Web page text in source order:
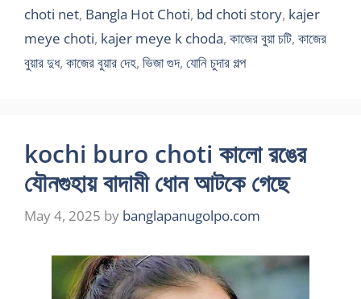
choti net, Bangla Hot Choti, bd choti story, kajer
meye choti, kajer meye k choda, কাজের বুয়া চটি, কাজের
বুয়ার দুধ, কাজের বুয়ার দেহ, ভিজা গুদ, যোনি চুদার গল্প
kochi buro choti কালো রঙের
যৌনগুহায় বাদামী ধোন আটকে গেছে
May 4, 2025 by banglapanugolpo.com